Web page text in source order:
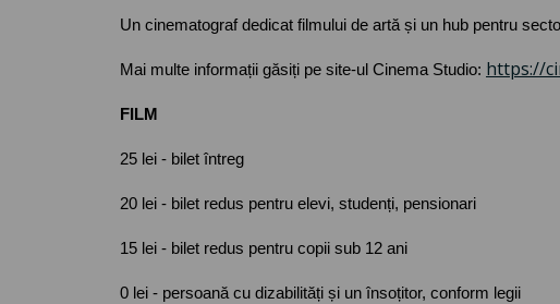
Un cinematograf dedicat filmului de artă și un hub pentru
Mai multe informații găsiți pe site-ul Cinema Studio: https://
FILM
25 lei - bilet întreg
20 lei - bilet redus pentru elevi, studenți, pensionari
15 lei - bilet redus pentru copii sub 12 ani
0 lei - persoană cu dizabilități și un însoțitor, conform legii